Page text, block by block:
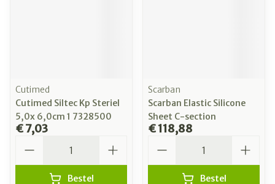
Cutimed
Cutimed Siltec Kp Steriel
5,0x 6,0cm 1 7328500
€ 7,03
Bestel
Scarban
Scarban Elastic Silicone
Sheet C-section
€ 118,88
Bestel